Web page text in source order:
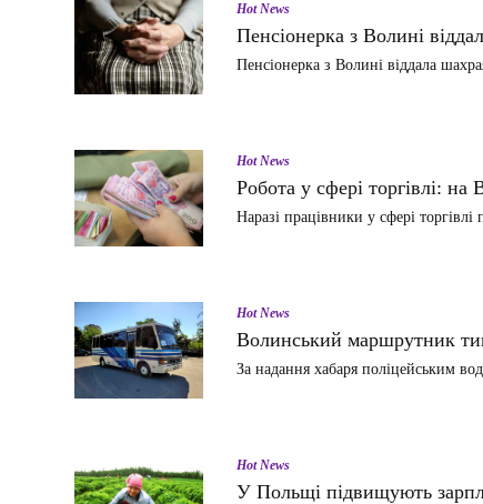
Hot News
Пенсіонерка з Волині
Пенсіонерка з Волині віддала
Hot News
Робота у сфері торгівлі:
Наразі працівники у сфері
Hot News
Волинський маршрутник
За надання хабаря поліцейським
Hot News
У Польщі підвищують